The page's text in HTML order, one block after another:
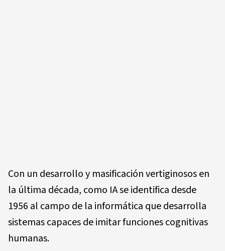
Con un desarrollo y masificación vertiginosos en
la última década, como IA se identifica desde
1956 al campo de la informática que desarrolla
sistemas capaces de imitar funciones cognitivas
humanas.